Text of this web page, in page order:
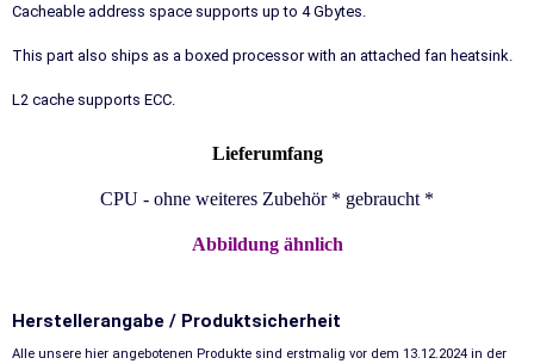
Cacheable address space supports up to 4 Gbytes.
This part also ships as a boxed processor with an attached fan heatsink.
L2 cache supports ECC.
Lieferumfang
CPU - ohne weiteres Zubehör * gebraucht *
Abbildung ähnlich
Herstellerangabe / Produktsicherheit
Alle unsere hier angebotenen Produkte sind erstmalig vor dem 13.12.2024 in der